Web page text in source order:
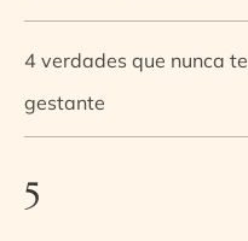
4 verdades que nunca
gestante
5